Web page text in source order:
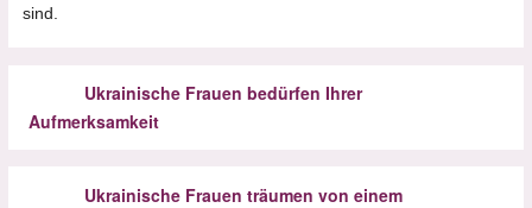
sind.
Ukrainische Frauen bedürfen Ihrer
Aufmerksamkeit
Ukrainische Frauen träumen von einem